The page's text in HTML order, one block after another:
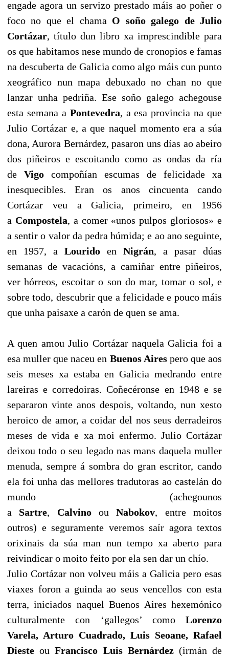
engade agora un servizo prestado máis ao poñer o
foco no que el chama O soño galego de Julio
Cortázar, título dun libro xa imprescindible para
os que habitamos nese mundo de cronopios e famas
na descuberta de Galicia como algo máis cun punto
xeográfico nun mapa debuxado no chan no que
lanzar unha pedriña. Ese soño galego achegouse
esta semana a Pontevedra, a esa provincia na que
Julio Cortázar e, a que naquel momento era a súa
dona, Aurora Bernárdez, pasaron uns días ao abeiro
dos piñeiros e escoitando como as ondas da ría
de Vigo compoñían escumas de felicidade xa
inesquecibles. Eran os anos cincuenta cando
Cortázar veu a Galicia, primeiro, en 1956
a Compostela, a comer «unos pulpos gloriosos» e
a sentir o valor da pedra húmida; e ao ano seguinte,
en 1957, a Lourido en Nigrán, a pasar dúas
semanas de vacacións, a camiñar entre piñeiros,
ver hórreos, escoitar o son do mar, tomar o sol, e
sobre todo, descubrir que a felicidade e pouco máis
que unha paisaxe a carón de quen se ama.
A quen amou Julio Cortázar naquela Galicia foi a
esa muller que naceu en Buenos Aires pero que aos
seis meses xa estaba en Galicia medrando entre
lareiras e corredoiras. Coñecéronse en 1948 e se
separaron vinte anos despois, voltando, nun xesto
heroico de amor, a coidar del nos seus derradeiros
meses de vida e xa moi enfermo. Julio Cortázar
deixou todo o seu legado nas mans daquela muller
menuda, sempre á sombra do gran escritor, cando
ela foi unha das mellores tradutoras ao castelán do
mundo (achegounos
a Sartre, CalvinoouNabokov, entre moitos
outros) e seguramente veremos saír agora textos
orixinais da súa man nun tempo xa aberto para
reivindicar o moito feito por ela sen dar un chío.
Julio Cortázar non volveu máis a Galicia pero esas
viaxes foron a guinda ao seus vencellos con esta
terra, iniciados naquel Buenos Aires hexemónico
culturalmente con ‘gallegos’ como Lorenzo
Varela, Arturo Cuadrado, Luis Seoane, Rafael
Dieste ouFrancisco Luis Bernárdez(irmán de